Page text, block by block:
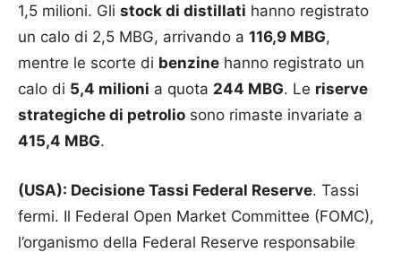
1,5 milioni. Gli stock di distillati hanno registrato
un calo di 2,5 MBG, arrivando a 116,9 MBG,
mentre le scorte di benzine hanno registrato un
calo di 5,4 milioni a quota 244 MBG. Le riserve
strategiche di petrolio sono rimaste invariate a
415,4 MBG.
(USA): Decisione Tassi Federal Reserve. Tassi
fermi. Il Federal Open Market Committee (FOMC),
l’organismo della Federal Reserve responsabile